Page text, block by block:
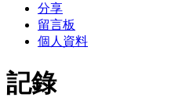
分享
留言板
個人資料
記錄